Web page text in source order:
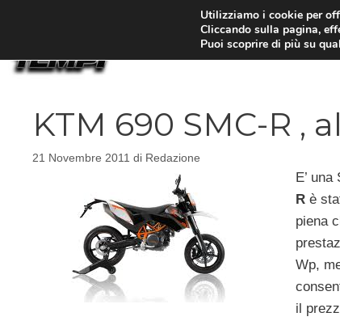
KTM 690 SMC-R ,
21 Novembre 2011 di Redazione
E’
Rè
piena
Wp,
il
Utilizziamo i cookie per
Cliccando sulla pagina,
Puoi scoprire di più su